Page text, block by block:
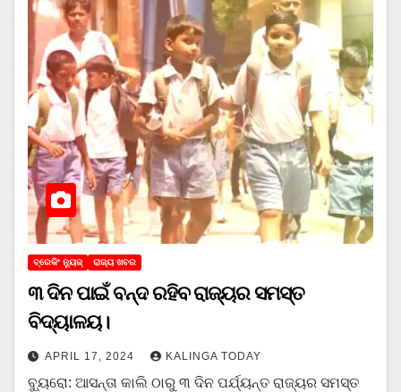
ବ୍ରେକିଂ ନ୍ୟୁଜ୍ ରାଜ୍ୟ ଖବର
୩ ଦିନ ପାଇଁ ବନ୍ଦ ରହିବ ରାଜ୍ୟର ସମସ୍ତ
ବିଦ୍ୟାଳୟ।
APRIL 17, 2024 KALINGA TODAY
ବ୍ୟୁରୋ: ଆସନ୍ତା କାଲି ଠାରୁ ୩ ଦିନ ପର୍ଯ୍ୟନ୍ତ ରାଜ୍ୟର ସମସ୍ତ